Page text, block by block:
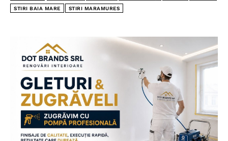
STIRI BAIA MARE STIRI MARAMURES